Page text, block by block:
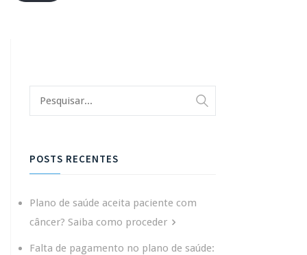
POSTS RECENTES
Plano de saúde aceita paciente com
câncer? Saiba como proceder
Falta de pagamento no plano de saúde: